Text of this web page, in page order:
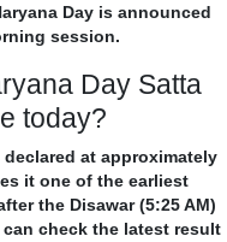
Day is announced
session.
Day Satta
today?
at approximately
it one of the earliest
the Disawar (5:25 AM)
can check the latest result